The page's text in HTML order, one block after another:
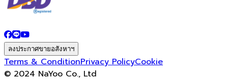
ลงประกาศขายอสังหาฯ
Terms & ConditionPrivacy PolicyCookie
© 2024 NaYoo Co., Ltd